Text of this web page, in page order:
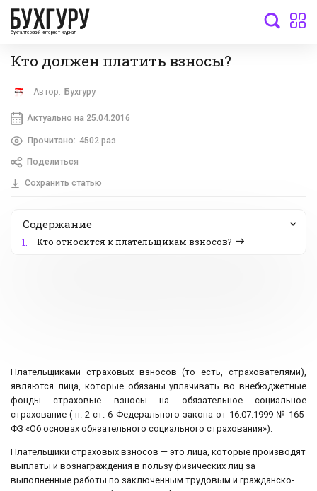
бухгалтерский интернет-журнал
Кто должен платить взносы?
Автор: Бухгуру
Актуально на 25.04.2016
Прочитано: 4502 раз
Поделиться
Сохранить статью
Содержание
1. Кто относится к плательщикам взносов?
Плательщиками страховых взносов (то есть, страхователями),
являются лица, которые обязаны уплачивать во внебюджетные
фонды страховые взносы на обязательное социальное
страхование ( п. 2 ст. 6 Федерального закона от 16.07.1999 № 165-
ФЗ «Об основах обязательного социального страхования»).
Плательщики страховых взносов — это лица, которые производят
выплаты и вознаграждения в пользу физических лиц за
выполненные работы по заключенным трудовым и гражданско-